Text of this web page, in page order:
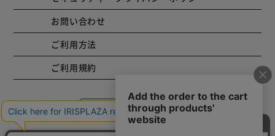
お問い合わせ
ご利用方法
ご利用規約
コーポレートサイト